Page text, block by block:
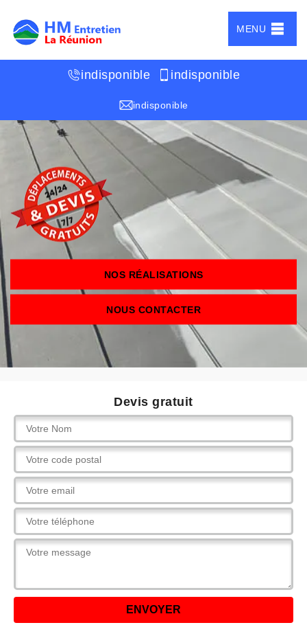
MENU
indisponible indisponible
indisponible
NOS RÉALISATIONS
NOUS CONTACTER
Devis gratuit